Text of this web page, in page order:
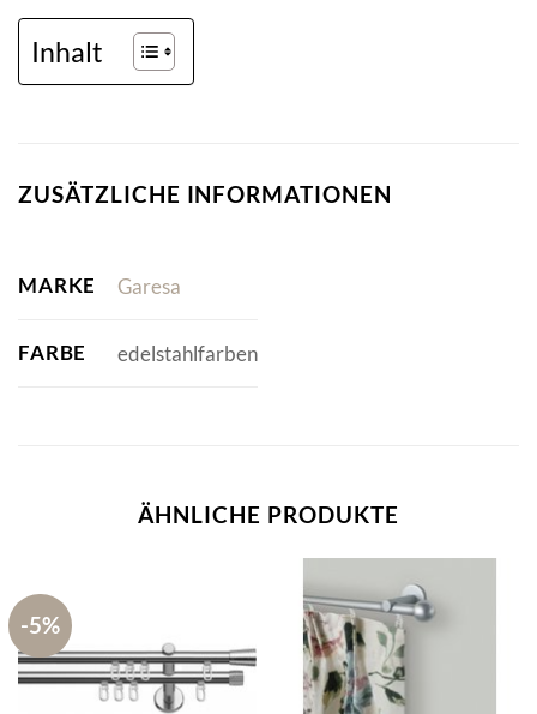
Inhalt
ZUSÄTZLICHE INFORMATIONEN
MARKE Garesa
FARBE edelstahlfarben
ÄHNLICHE PRODUKTE
-5%